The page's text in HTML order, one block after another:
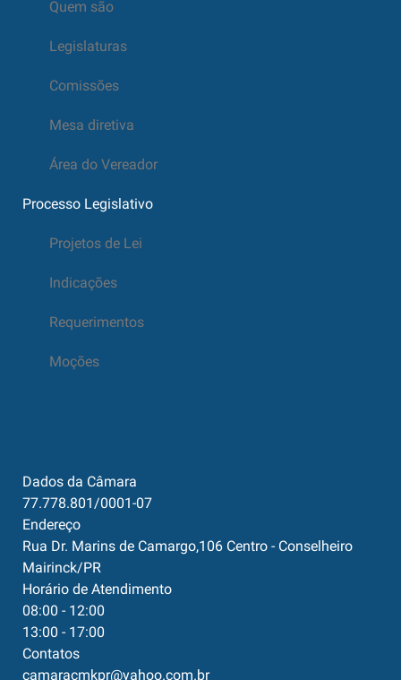
Quem são
Legislaturas
Comissões
Mesa diretiva
Área do Vereador
Processo Legislativo
Projetos de Lei
Indicações
Requerimentos
Moções
Dados da Câmara
77.778.801/0001-07
Endereço
Rua Dr. Marins de Camargo,106 Centro - Conselheiro
Mairinck/PR
Horário de Atendimento
08:00 - 12:00
13:00 - 17:00
Contatos
camaracmkpr@yahoo.com.br